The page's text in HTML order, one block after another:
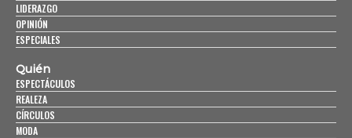
LIDERAZGO
OPINIÓN
ESPECIALES
Quién
ESPECTÁCULOS
REALEZA
CÍRCULOS
MODA